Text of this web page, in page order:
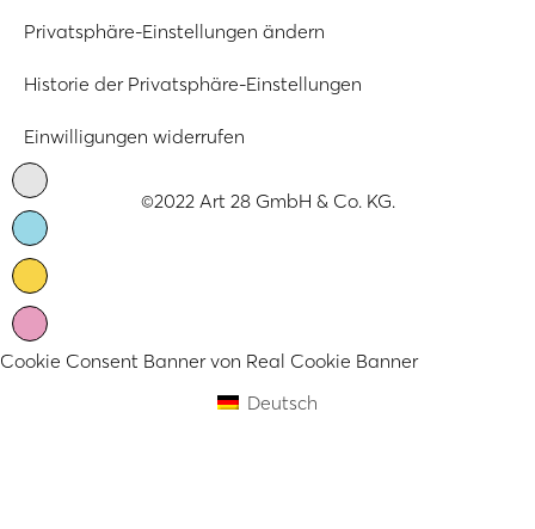
Privatsphäre-Einstellungen ändern
Historie der Privatsphäre-Einstellungen
Einwilligungen widerrufen
©2022 Art 28 GmbH & Co. KG.
Cookie Consent Banner von Real Cookie Banner
Deutsch